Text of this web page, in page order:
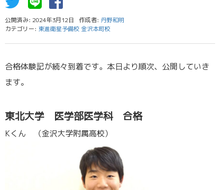
公開済み: 2024年3月12日 作成者: 丹野和明
カテゴリー: 東進衛星予備校 金沢本町校
合格体験記が続々到着です。本日より順次、公開していき
ます。
東北大学 医学部医学科 合格
Kくん （金沢大学附属高校）